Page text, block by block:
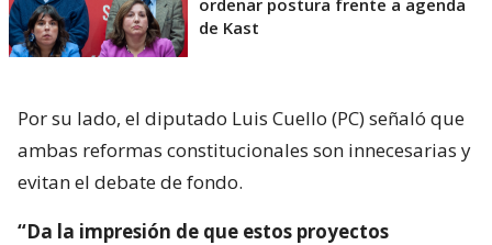
de Kast
Por su lado, el diputado Luis Cuello (PC) señaló que
ambas reformas constitucionales son innecesarias y
evitan el debate de fondo.
“Da la impresión de que estos proyectos